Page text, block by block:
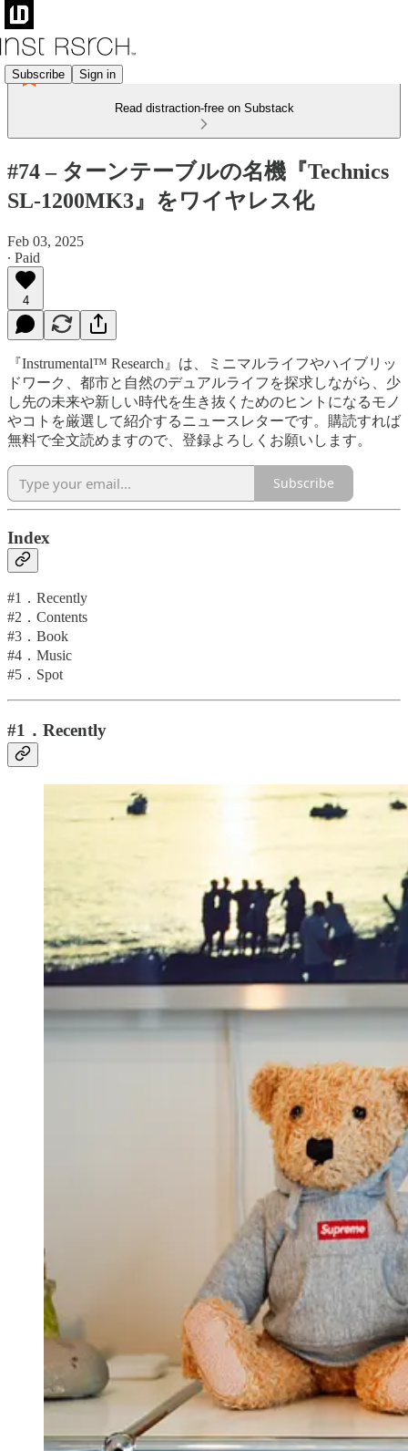
Subscribe Sign in
Read distraction-free on Substack
#74 – ターンテーブルの名機『Technics
SL-1200MK3』をワイヤレス化
Feb 03, 2025
∙ Paid
4
『Instrumental™ Research』は、ミニマルライフやハイブリッ
ドワーク、都市と自然のデュアルライフを探求しながら、少
し先の未来や新しい時代を生き抜くためのヒントになるモノ
やコトを厳選して紹介するニュースレターです。購読すれば
無料で全文読めますので、登録よろしくお願いします。
Subscribe
Index
#1．Recently
#2．Contents
#3．Book
#4．Music
#5．Spot
#1．Recently